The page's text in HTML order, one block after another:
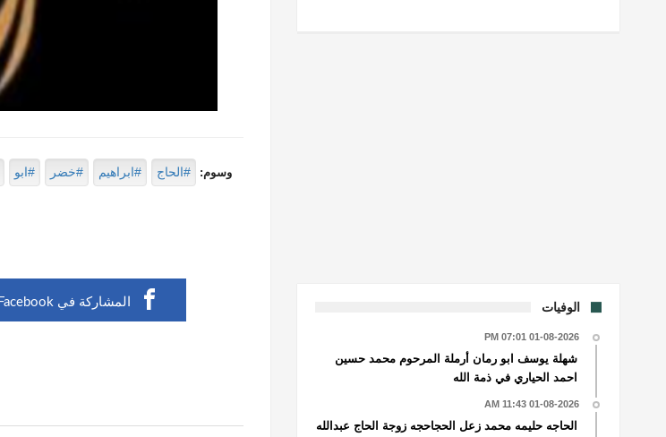
وسوم: #الحاج #ابراهيم #خضر #ابو
المشاركة في Facebook الوفيات
01-08-2026 07:01 PM
شهلة يوسف ابو رمان أرملة المرحوم محمد حسين
احمد الحياري في ذمة الله
01-08-2026 11:43 AM
الحاجه حليمه محمد زعل الحجاحجه زوجة الحاج عبدالله